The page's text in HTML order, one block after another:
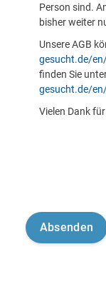
Person sind.
bisher weiter
Unsere AGB
gesucht.de/
finden Sie
gesucht.de/
Vielen Dank